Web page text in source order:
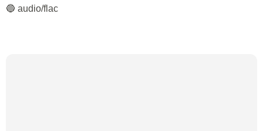
🔵 audio/flac